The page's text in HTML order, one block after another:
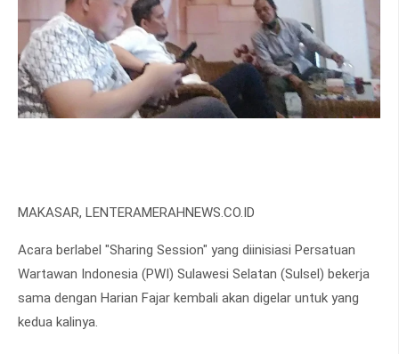
MAKASAR, LENTERAMERAHNEWS.CO.ID
Acara berlabel "Sharing Session" yang diinisiasi Persatuan
Wartawan Indonesia (PWI) Sulawesi Selatan (Sulsel) bekerja
sama dengan Harian Fajar kembali akan digelar untuk yang
kedua kalinya.